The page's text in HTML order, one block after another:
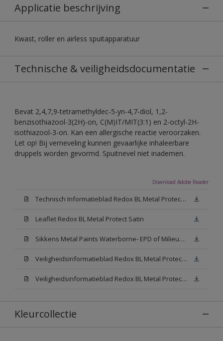
Applicatie beschrijving
Kwast, roller en airless spuitapparatuur
Technische & veiligheidsdocumentatie
Bevat 2,4,7,9-tetramethyldec-5-yn-4,7-diol, 1,2-
benzisothiazool-3(2H)-on, C(M)IT/MIT(3:1) en 2-octyl-2H-
isothiazool-3-on. Kan een allergische reactie veroorzaken.
Let op! Bij verneveling kunnen gevaarlijke inhaleerbare
druppels worden gevormd. Spuitnevel niet inademen.
Download Adobe Reader
Technisch Informatieblad Redox BL Metal Protect (PDF)
Leaflet Redox BL Metal Protect Satin
Sikkens Metal Paints Waterborne- EPD of Milieuproductverklaring
Veiligheidsinformatieblad Redox BL Metal Protect Satin N00 (MSDS)
Veiligheidsinformatieblad Redox BL Metal Protect Satin White W05 (MSDS)
Kleurcollectie